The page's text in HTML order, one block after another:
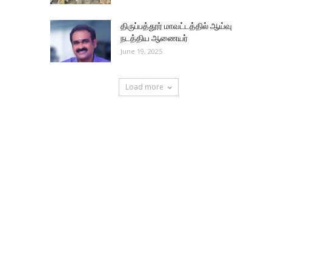
திருப்பத்தூர் மாவட்டத்தில் ஆய்வு
நடத்திய ஆணையர்
June 19, 2025
Load more